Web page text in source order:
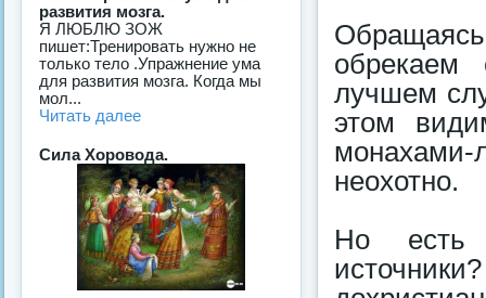
обрекаем
лучшем
этом
монахами-
неохотно.
Но есть
развития мозга.
Я ЛЮБЛЮ ЗОЖ
пишет:Тренировать нужно не
только тело .Упражнение ума
для развития мозга. Когда мы
мол...
Читать далее
Сила Хоровода.